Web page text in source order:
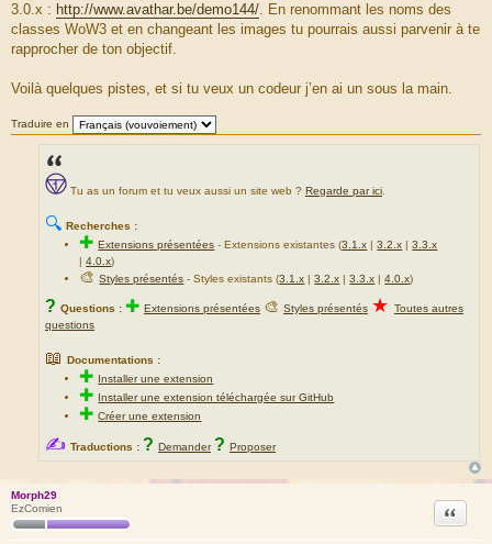
3.0.x : http://www.avathar.be/demo144/. En renommant les noms des
classes WoW3 et en changeant les images tu pourrais aussi parvenir à te
rapprocher de ton objectif.
Voilà quelques pistes, et si tu veux un codeur j’en ai un sous la main.
Traduire en
Tu as un forum et tu veux aussi un site web ? Regarde par ici
🔍 Recherches :
✚Extensions présentées -Extensions existantes (3.1.x |3.2.x |3.3.x
|4.0.x)
🎨Styles présentés - Styles existants (3.1.x |3.2.x |3.3.x |4.0.x)
? Questions : ✚ Extensions présentées 🎨 Styles présentés ★ Toutes autres
questions
📖 Documentations :
✚ Installer une extension
✚ Installer une extension téléchargée sur GitHub
✚Créer une extension
✍ Traductions : ? Demander ? Proposer
Morph29
EzComien
Citation